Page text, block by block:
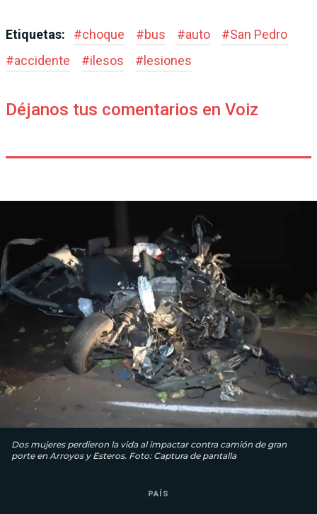
Etiquetas: #choque #bus #auto #San Pedro
#accidente #ilesos #lesiones
Déjanos tus comentarios en Voiz
Dos mujeres perdieron la vida al impactar contra camión de gran
porte en Arroyos y Esteros. Foto: Captura de pantalla
PAÍS